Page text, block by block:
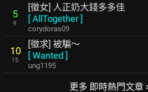
5
9
[徵女] 人正奶大錢多多佳
[AllTogether]
corydoras09
10
15
[徵求] 被騙～
[Wanted ]
ung1195
更多 即時熱門文章